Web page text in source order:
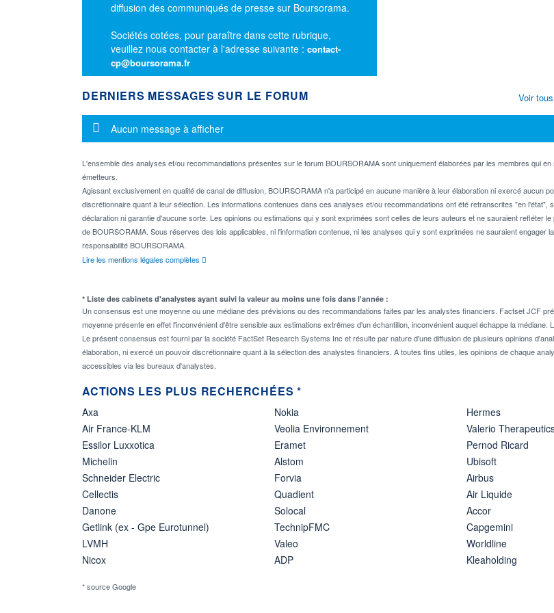
diffusion des communiqués de presse sur Boursorama.
Sociétés cotées, pour paraître dans cette rubrique,
veuillez nous contacter à l'adresse suivante : contact-
cp@boursorama.fr
DERNIERS MESSAGES SUR LE FORUM
Message d'information
Aucun message à afficher
L'ensemble des analyses et/ou recommandations présentes sur le forum BOURSORAMA sont uniquement élaborées par les membres qui en
émetteurs.
Agissant exclusivement en qualité de canal de diffusion, BOURSORAMA n'a participé en aucune manière à leur élaboration ni exercé aucun
discrétionnaire quant à leur sélection. Les informations contenues dans ces analyses et/ou recommandations ont été retranscrites "en l'état",
déclaration ni garantie d'aucune sorte. Les opinions ou estimations qui y sont exprimées sont celles de leurs auteurs et ne sauraient refléter le
de BOURSORAMA. Sous réserves des lois applicables, ni l'information contenue, ni les analyses qui y sont exprimées ne sauraient engager la
responsabilité BOURSORAMA.
Lire les mentions légales complètes
Voir
* Liste des cabinets d'analystes ayant suivi la valeur au moins une fois dans l'année :
Un consensus est une moyenne ou une médiane des prévisions ou des recommandations faites par les analystes financiers. Factset JCF
moyenne présente en effet l'inconvénient d'être sensible aux estimations extrêmes d'un échantillon, inconvénient auquel échappe la
Le présent consensus est fourni par la société FactSet Research Systems Inc et résulte par nature d'une diffusion de plusieurs opinions
élaboration, ni exercé un pouvoir discrétionnaire quant à la sélection des analystes financiers. A toutes fins utiles, les opinions de chaque
accessibles via les bureaux d'analystes.
ACTIONS LES PLUS RECHERCHÉES *
Axa
Air France-KLM
Essilor Luxxotica
Michelin
Schneider Electric
Cellectis
Danone
Getlink (ex - Gpe Eurotunnel)
LVMH
Nicox
Nokia
Veolia Environnement
Eramet
Alstom
Forvia
Quadient
Solocal
TechnipFMC
Valeo
ADP
Hermes
Valerio
Pernod Ricard
Ubisoft
Airbus
Air Liquide
Accor
Capgemini
Worldline
Kleaholding
* source Google